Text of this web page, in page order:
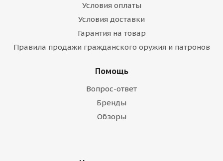
Условия оплаты
Условия доставки
Гарантия на товар
Правила продажи гражданского оружия и патронов
Помощь
Вопрос-ответ
Бренды
Обзоры